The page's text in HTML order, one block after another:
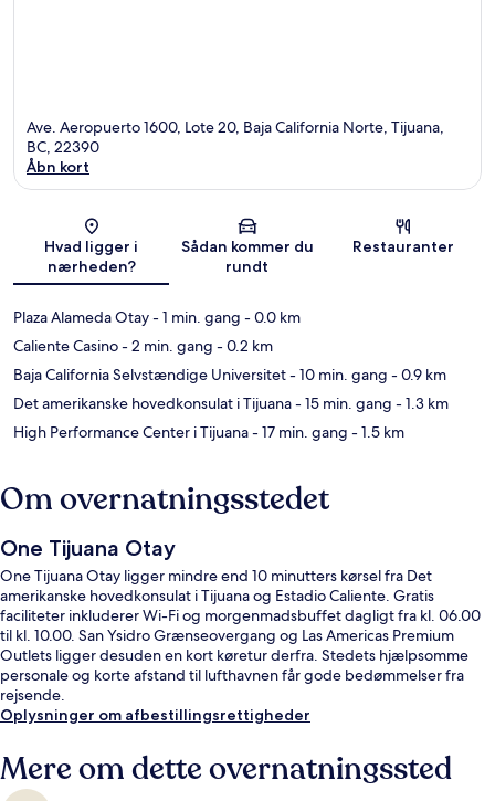
Ave. Aeropuerto 1600, Lote 20, Baja California Norte, Tijuana,
BC, 22390
Åbn kort
Hvad ligger i
nærheden?
Sådan kommer du
rundt
Restauranter
Plaza Alameda Otay- 1 min. gang - 0.0 km
Caliente Casino- 2 min. gang - 0.2 km
Baja California Selvstændige Universitet- 10 min. gang - 0.9 km
Det amerikanske hovedkonsulat i Tijuana- 15 min. gang - 1.3 km
High Performance Center i Tijuana- 17 min. gang - 1.5 km
Om overnatningsstedet
One Tijuana Otay
One Tijuana Otay ligger mindre end 10 minutters kørsel fra Det
amerikanske hovedkonsulat i Tijuana og Estadio Caliente. Gratis
faciliteter inkluderer Wi-Fi og morgenmadsbuffet dagligt fra kl. 06.00
til kl. 10.00. San Ysidro Grænseovergang og Las Americas Premium
Outlets ligger desuden en kort køretur derfra. Stedets hjælpsomme
personale og korte afstand til lufthavnen får gode bedømmelser fra
rejsende.
Oplysninger om afbestillingsrettigheder
Mere om dette overnatningssted